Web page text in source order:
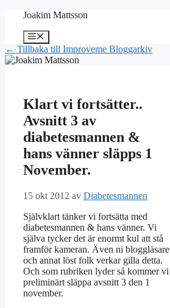
Hoppa
innehåll
Joakim Mattsson
Meny
← Tillbaka till Improveme Bloggarkiv
Klart vi fortsätter..
Avsnitt 3 av
diabetesmannen &
hans vänner släpps 1
November.
15 okt 2012 av Diabetesmannen
Självklart tänker vi fortsätta med
diabetesmannen & hans vänner. Vi
själva tycker det är enormt kul att stå
framför kameran. Även ni bloggläsare
och annat löst folk verkar gilla detta.
Och som rubriken lyder så kommer vi
preliminärt släppa avsnitt 3 den 1
november.